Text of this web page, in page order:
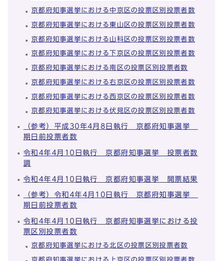
京都府知事選挙における中京区の投票区別投票者数
京都府知事選挙における東山区の投票区別投票者数
京都府知事選挙における山科区の投票区別投票者数
京都府知事選挙における下京区の投票区別投票者数
京都府知事選挙における南区の投票区別投票者数
京都府知事選挙における右京区の投票区別投票者数
京都府知事選挙における西京区の投票区別投票者数
京都府知事選挙における伏見区の投票区別投票者数
（参考）平成30年4月8日執行 京都府知事選挙
期日前投票者数
令和4年4月10日執行 京都府知事選挙 投票者数
調
令和4年4月10日執行 京都府知事選挙 開票結果
（参考）令和4年4月10日執行 京都府知事選挙
期日前投票者数
令和4年4月10日執行 京都府知事選挙における投
票区別投票者数
京都府知事選挙における北区の投票区別投票者数